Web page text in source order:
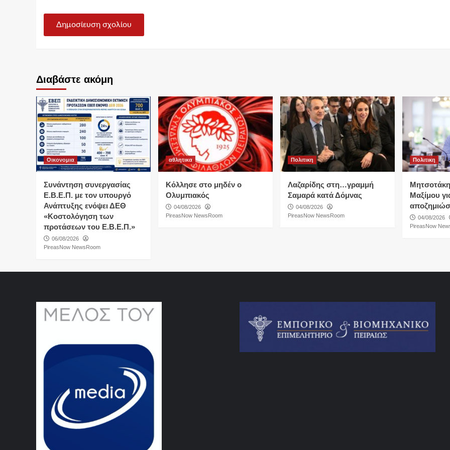
Διαβάστε ακόμη
Οικονομια
Συνάντηση συνεργασίας
Ε.Β.Ε.Π. με τον υπουργό
Ανάπτυξης ενόψει ΔΕΘ
«Κοστολόγηση των
προτάσεων του Ε.Β.Ε.Π.»
06/08/2026
PireasNow NewsRoom
αθλητικα
Κόλλησε στο μηδέν ο
Ολυμπιακός
04/08/2026
PireasNow NewsRoom
Πολιτικη
Λαζαρίδης στη…γραμμή
Σαμαρά κατά Δόμνας
04/08/2026
PireasNow NewsRoom
Πολιτικη
Μαξίμου
04/08/2026
PireasNow